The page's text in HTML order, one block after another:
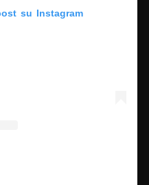
su Instagram